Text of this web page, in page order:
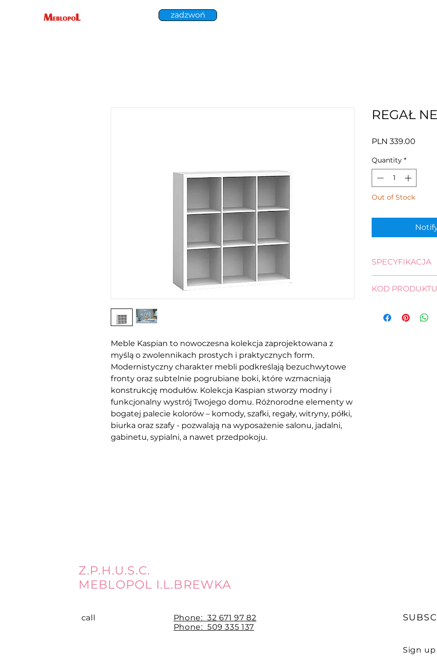
zadzwoń
Meble Kaspian to nowoczesna kolekcja zaprojektowana z
myślą o zwolennikach prostych i praktycznych form.
Modernistyczny charakter mebli podkreślają bezuchwytowe
fronty oraz subtelnie pogrubiane boki, które wzmacniają
konstrukcję modułów. Kolekcja Kaspian stworzy modny i
funkcjonalny wystrój Twojego domu. Różnorodne elementy w
bogatej palecie kolorów – komody, szafki, regały, witryny, półki,
biurka oraz szafy - pozwalają na wyposażenie salonu, jadalni,
gabinetu, sypialni, a nawet przedpokoju.
REGAŁ
PLN 339.00
Quantity *
Out of Stock
SPECYFIKACJA
szerokość: 114,0 cm
KOD PRODUKTU
REG/12/12-BI
Z.P.H.U.S.C.
MEBLOPOL I.L.BREWKA
call Phone: 32 671 97 82
Phone: 509 335 137
Sign